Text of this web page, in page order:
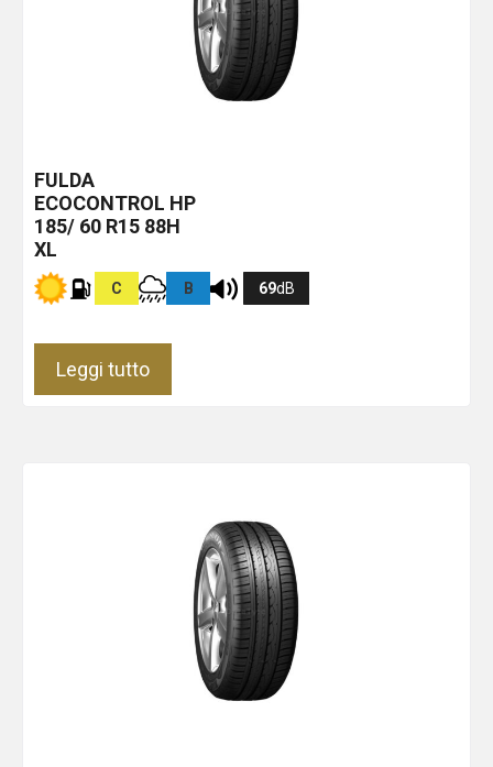
FULDA
ECOCONTROL HP
185/ 60 R15 88H
XL
C B 69dB
Leggi tutto